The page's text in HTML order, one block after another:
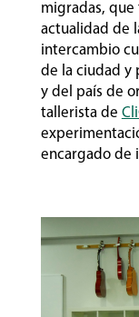
migradas,
actualidad de
intercambio
de la ciudad y
y del país de
tallerista de
encargado de